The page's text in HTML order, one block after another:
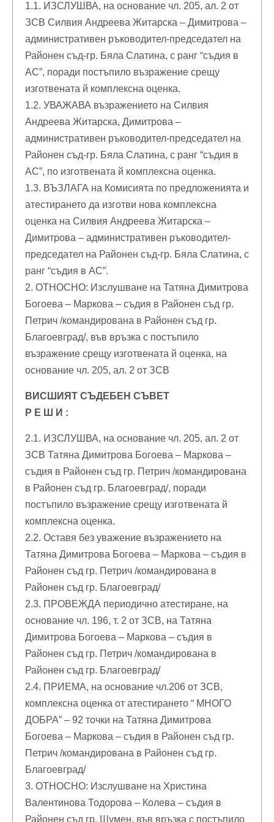
1.1. ИЗСЛУШВА, на основание чл. 205, ал. 2 от
ЗСВ Силвия Андреева Житарска – Димитрова –
административен ръководител-председател на
Районен съд-гр. Бяла Слатина, с ранг “съдия в
АС”, поради постъпило възражение срещу
изготвената й комплексна оценка.
1.2. УВАЖАВА възражението на Силвия
Андреева Житарска, Димитрова –
административен ръководител-председател на
Районен съд-гр. Бяла Слатина, с ранг “съдия в
АС”, по изготвената й комплексна оценка.
1.3. ВЪЗЛАГА на Комисията по предложенията и
атестирането да изготви нова комплексна
оценка на Силвия Андреева Житарска –
Димитрова – административен ръководител-
председател на Районен съд-гр. Бяла Слатина, с
ранг “съдия в АС”.
2. ОТНОСНО: Изслушване на Татяна Димитрова
Богоева – Маркова – съдия в Районен съд гр.
Петрич /командирована в Районен съд гр.
Благоевград/, във връзка с постъпило
възражение срещу изготвената й оценка, на
основание чл. 205, ал. 2 от ЗСВ
ВИСШИЯТ СЪДЕБЕН СЪВЕТ
Р Е Ш И :
2.1. ИЗСЛУШВА, на основание чл. 205, ал. 2 от
ЗСВ Татяна Димитрова Богоева – Маркова –
съдия в Районен съд гр. Петрич /командирована
в Районен съд гр. Благоевград/, поради
постъпило възражение срещу изготвената й
комплексна оценка.
2.2. Оставя без уважение възражението на
Татяна Димитрова Богоева – Маркова – съдия в
Районен съд гр. Петрич /командирована в
Районен съд гр. Благоевград/
2.3. ПРОВЕЖДА периодично атестиране, на
основание чл. 196, т. 2 от ЗСВ, на Татяна
Димитрова Богоева – Маркова – съдия в
Районен съд гр. Петрич /командирована в
Районен съд гр. Благоевград/
2.4. ПРИЕМА, на основание чл.206 от ЗСВ,
комплексна оценка от атестирането “ МНОГО
ДОБРА” – 92 точки на Татяна Димитрова
Богоева – Маркова – съдия в Районен съд гр.
Петрич /командирована в Районен съд гр.
Благоевград/
3. ОТНОСНО: Изслушване на Христина
Валентинова Тодорова – Колева – съдия в
Районен съд гр. Шумен, във връзка с постъпило